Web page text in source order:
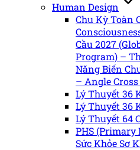
Human Design
Chu Kỳ Toàn
Cầu 2027
Program) –
Năng Biến
– Angle
Lý Thuyết 36
Lý Thuyết 36
Lý Thuyết 64
PHS (Primary
Sức Khỏe Sơ